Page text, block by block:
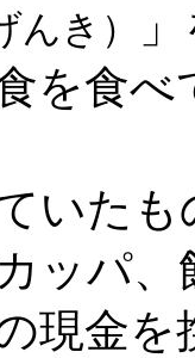
んき）
を食
いたも
ッパ、
現金